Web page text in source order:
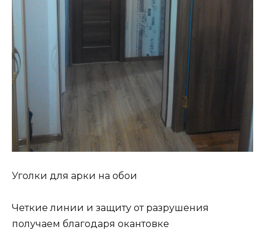
Уголки для арки на обои
Четкие линии и защиту от разрушения
получаем благодаря окантовке